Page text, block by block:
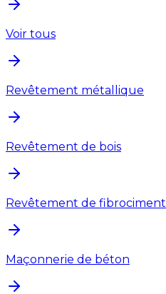
Voir tous
Revêtement métallique
Revêtement de bois
Revêtement de fibrociment
Maçonnerie de béton